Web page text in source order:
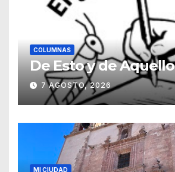
COLUMNAS
De Esto y de Aquello
7 AGOSTO, 2026
MI CIUDAD